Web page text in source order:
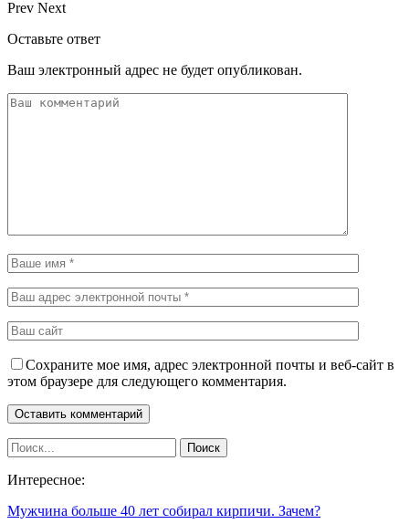
Prev Next
Оставьте ответ
Ваш электронный адрес не будет опубликован.
Сохраните мое имя, адрес электронной почты и веб-сайт в
этом браузере для следующего комментария.
Интересное:
Мужчина больше 40 лет собирал кирпичи. Зачем?